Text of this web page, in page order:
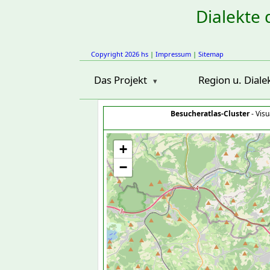
Dialekte
Copyright 2026 hs | Impressum | Sitemap
Das Projekt Region u.
Besucheratlas-Cluster-
+
−